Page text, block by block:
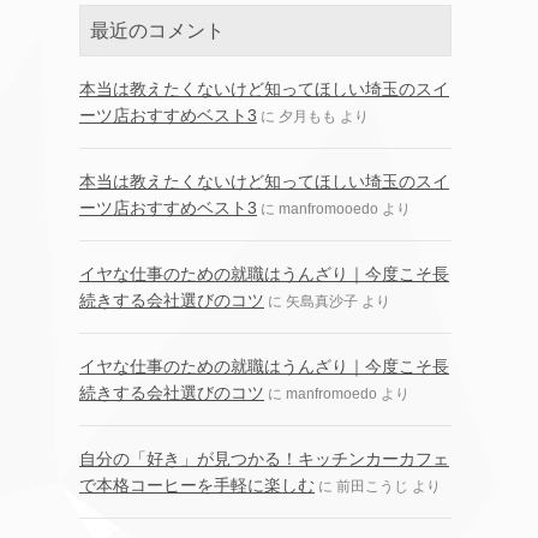
最近のコメント
本当は教えたくないけど知ってほしい埼玉のスイ
ーツ店おすすめベスト3 に 夕月もも より
本当は教えたくないけど知ってほしい埼玉のスイ
ーツ店おすすめベスト3 に manfromooedo より
イヤな仕事のための就職はうんざり｜今度こそ長
続きする会社選びのコツ に 矢島真沙子 より
イヤな仕事のための就職はうんざり｜今度こそ長
続きする会社選びのコツ に manfromoedo より
自分の「好き」が見つかる！キッチンカーカフェ
で本格コーヒーを手軽に楽しむ に 前田こうじ より